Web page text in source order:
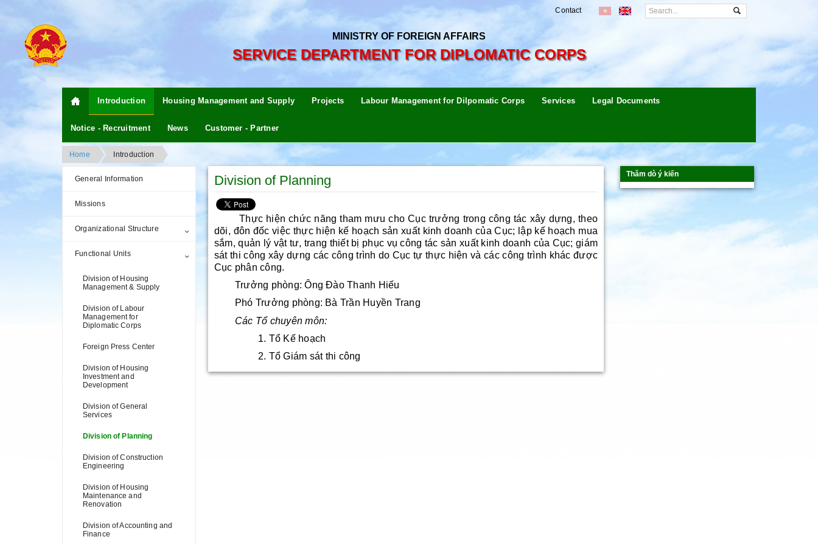
Contact
MINISTRY OF FOREIGN AFFAIRS
SERVICE DEPARTMENT FOR DIPLOMATIC CORPS
Introduction Housing Management and Supply Projects Labour Management for Dilpomatic Corps Services Legal Documents
Notice - Recruitment News Customer - Partner
Home Introduction
General Information
Missions
Organizational Structure
Functional Units
Division of Housing
Management & Supply
Division of Labour
Management for
Diplomatic Corps
Foreign Press Center
Division of Housing
Investment and
Development
Division of General
Services
Division of Planning
Division of Construction
Engineering
Division of Housing
Maintenance and
Renovation
Division of Accounting and
Finance
Division of Planning
Thực hiện chức năng tham mưu cho Cục trưởng trong công tác xây dựng, theo
dõi, đôn đốc việc thực hiện kế hoạch sản xuất kinh doanh của Cục; lập kế hoạch mua
sắm, quản lý vật tư, trang thiết bị phục vụ công tác sản xuất kinh doanh của Cục; giám
sát thi công xây dựng các công trình do Cục tự thực hiện và các công trình khác được
Cục phân công.
Trưởng phòng: ÔngĐào Thanh Hiếu
Phó Trưởng phòng: Bà Trần Huyền Trang
Các Tổ chuyên môn:
1. Tổ Kế hoạch
2. Tổ Giám sát thi công
Thăm dò ý kiến